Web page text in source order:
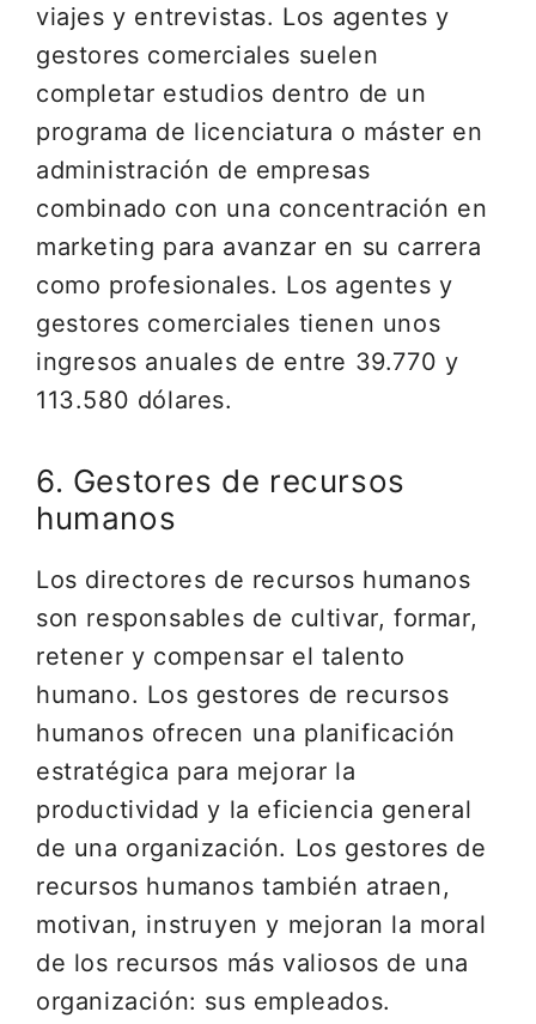
viajes y entrevistas. Los agentes y
gestores comerciales suelen
completar estudios dentro de un
programa de licenciatura o máster en
administración de empresas
combinado con una concentración en
marketing para avanzar en su carrera
como profesionales. Los agentes y
gestores comerciales tienen unos
ingresos anuales de entre 39.770 y
113.580 dólares.
6. Gestores de recursos
humanos
Los directores de recursos humanos
son responsables de cultivar, formar,
retener y compensar el talento
humano. Los gestores de recursos
humanos ofrecen una planificación
estratégica para mejorar la
productividad y la eficiencia general
de una organización. Los gestores de
recursos humanos también atraen,
motivan, instruyen y mejoran la moral
de los recursos más valiosos de una
organización: sus empleados.